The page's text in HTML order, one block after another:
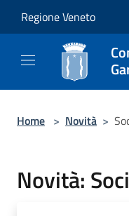
Regione Veneto
Home > Novità >
Novità: